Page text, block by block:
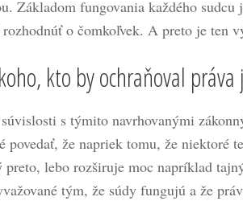
Základom fungovania každého
o čomkoľvek. A preto je ten
kto by ochraňoval
s týmito navrhovanými
povedať, že napriek tomu, že niektoré
preto, lebo rozširuje moc napríklad
tým, že súdy fungujú a že